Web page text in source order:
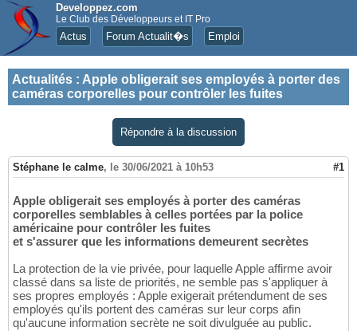
Developpez.com
Le Club des Développeurs et IT Pro
Actus Forum Actualit�s Emploi
Actualités : Apple obligerait ses employés à porter des
caméras corporelles pour contrôler les fuites
Répondre à la discussion
Stéphane le calme, le 30/06/2021 à 10h53 #1
Apple obligerait ses employés à porter des caméras
corporelles semblables à celles portées par la police
américaine pour contrôler les fuites
et s'assurer que les informations demeurent secrètes
La protection de la vie privée, pour laquelle Apple affirme avoir
classé dans sa liste de priorités, ne semble pas s'appliquer à
ses propres employés : Apple exigerait prétendument de ses
employés qu'ils portent des caméras sur leur corps afin
qu'aucune information secrète ne soit divulguée au public.